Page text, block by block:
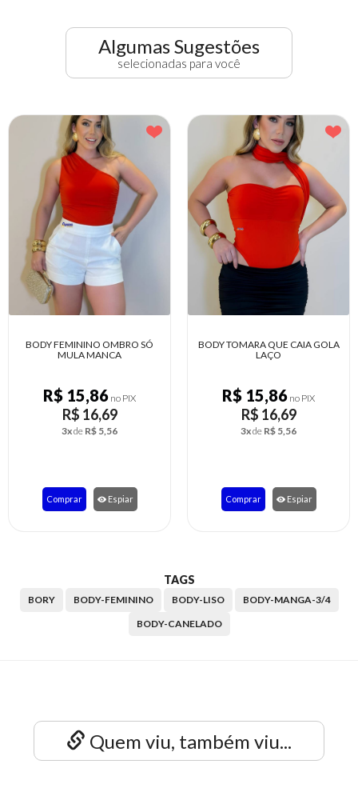
Algumas Sugestões
selecionadas para você
SÓ
BODY TOMARA QUE CAIA GOLA
R$ 15,86
Comprar
BODY
R$
Comprar
TAGS
BORY BODY-FEMININO BODY-LISO
BODY-MANGA-3/4
BODY-CANELADO
Quem viu, também viu...